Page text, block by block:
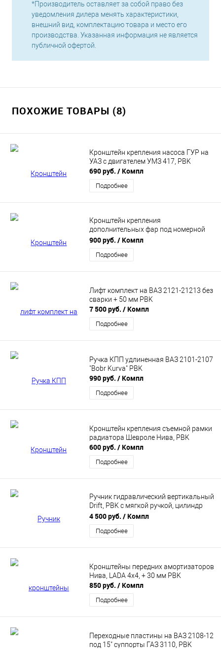
*Производитель оставляет за собой право без
уведомления дилера менять характеристики,
внешний вид, комплектацию товара и место его
производства. Указанная информация не является
публичной офертой.
ПОХОЖИЕ ТОВАРЫ (8)
Кронштейн крепления насоса ГУР на
УАЗ с двигателем УМЗ 417, PBK
690 руб. / Компл
Подробнее
Кронштейн крепления
дополнительных фар под номерной
знак (ПТФ, ФСО, ДХО) с верхним
расположением PBK (3 мм)
900 руб. / Компл
Подробнее
Лифт комплект на ВАЗ 2121-21213 без
сварки + 50 мм PBK
7 500 руб. / Компл
Подробнее
Ручка КПП удлиненная ВАЗ 2101-2107
"Bobr Kurva" PBK
990 руб. / Компл
Подробнее
Кронштейн крепления съемной рамки
радиатора Шевроле Нива, PBK
600 руб. / Компл
Подробнее
Ручник гидравлический вертикальный
Drift, PBK с мягкой ручкой, цилиндр
LPR
4 500 руб. / Компл
Подробнее
Кронштейны передних амортизаторов
Нива, LADA 4x4, + 30 мм PBK
850 руб. / Компл
Подробнее
Переходные пластины на ВАЗ 2108-12
под 15" суппорты ГАЗ 3110, PBK